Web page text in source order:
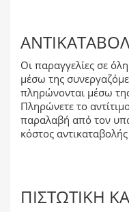
Οι παραγγελίες σε
μέσω της
πληρώνονται μέσω
Πληρώνετε το
παραλαβή από τον
κόστος αντικαταβολής
ΠΙΣΤΩΤΙΚΉ